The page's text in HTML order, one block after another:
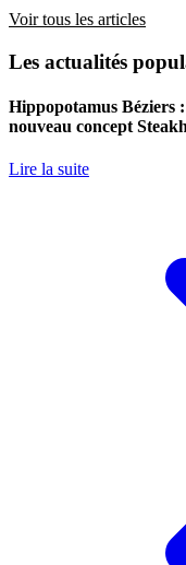
Voir tous les articles
Les actualités
Hippopotamus Béziers
nouveau concept
Lire la suite